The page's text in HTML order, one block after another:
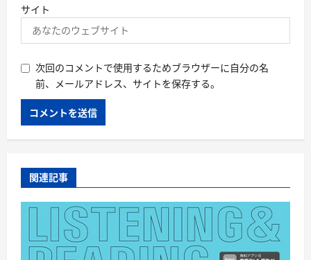
サイト
次回のコメントで使用するためブラウザーに自分の名
前、メールアドレス、サイトを保存する。
関連記事